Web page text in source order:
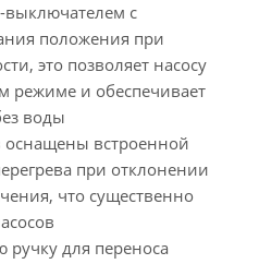
выключателем с
положения при
это позволяет насосу
режиме и обеспечивает
воды
оснащены встроенной
при отклонении
что существенно
для переноса